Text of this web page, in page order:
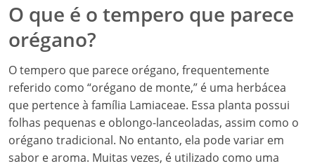
O que é o tempero que parece
orégano?
O tempero que parece orégano, frequentemente
referido como “orégano de monte,” é uma herbácea
que pertence à família Lamiaceae. Essa planta possui
folhas pequenas e oblongo-lanceoladas, assim como o
orégano tradicional. No entanto, ela pode variar em
sabor e aroma. Muitas vezes, é utilizado como uma